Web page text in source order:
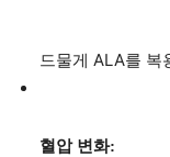
드물게 ALA를 복
혈압 변화: